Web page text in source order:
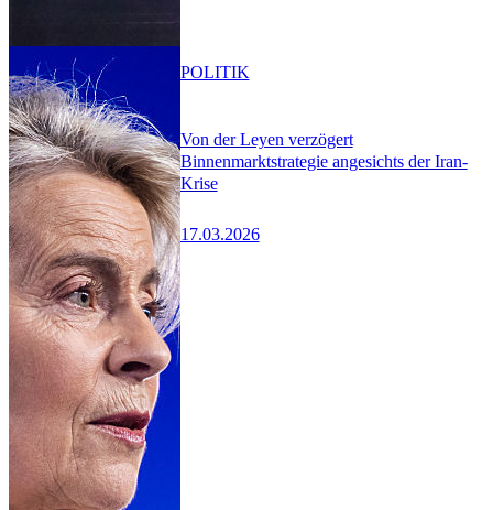
Von der Leyen verzögert
Binnenmarktstrategie angesichts der Iran-
Krise
17.03.2026
POLITIK